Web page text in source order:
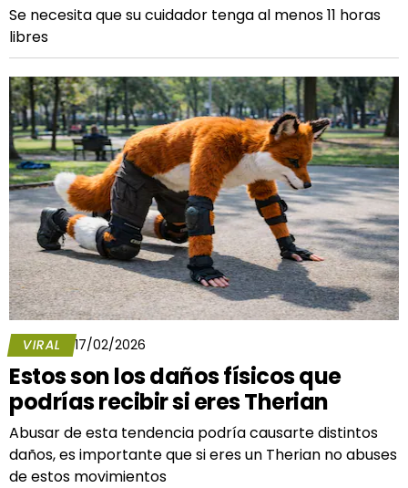
Se necesita que su cuidador tenga al menos 11 horas
libres
VIRAL 17/02/2026
Estos son los daños físicos que
podrías recibir si eres Therian
Abusar de esta tendencia podría causarte distintos
daños, es importante que si eres un Therian no abuses
de estos movimientos